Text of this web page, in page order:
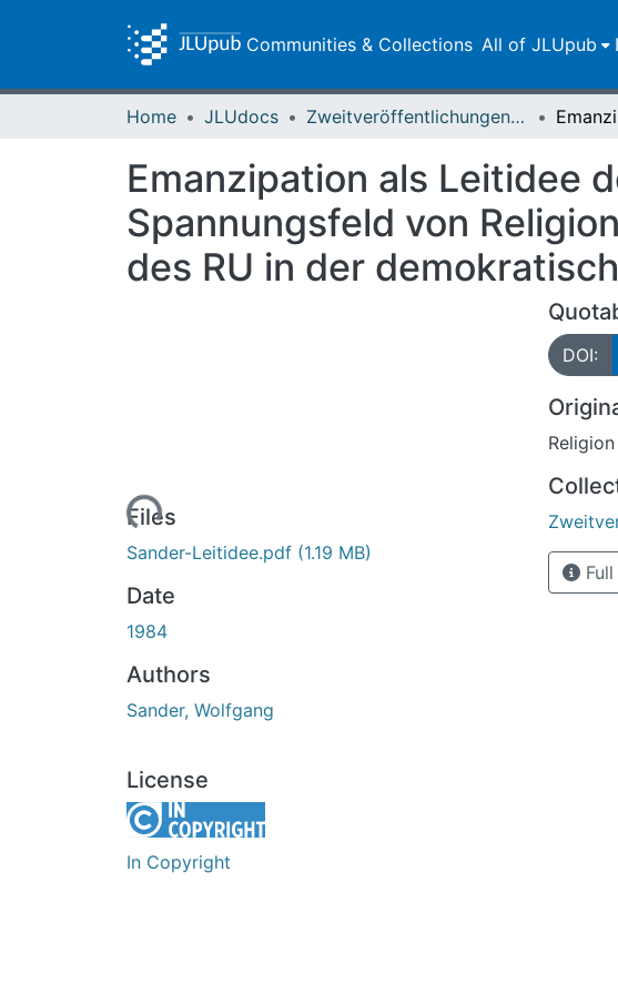
Communities & Collections All of JLUpub
Home JLUdocs Zweitveröffentlichungen (grüner Weg)
Emanzipation als Leitidee
Spannungsfeld von
des RU in der
Loading...
Files
Sander-Leitidee.pdf (1.19 MB)
Date
1984
Authors
Sander, Wolfgang
License
In Copyright
DOI: